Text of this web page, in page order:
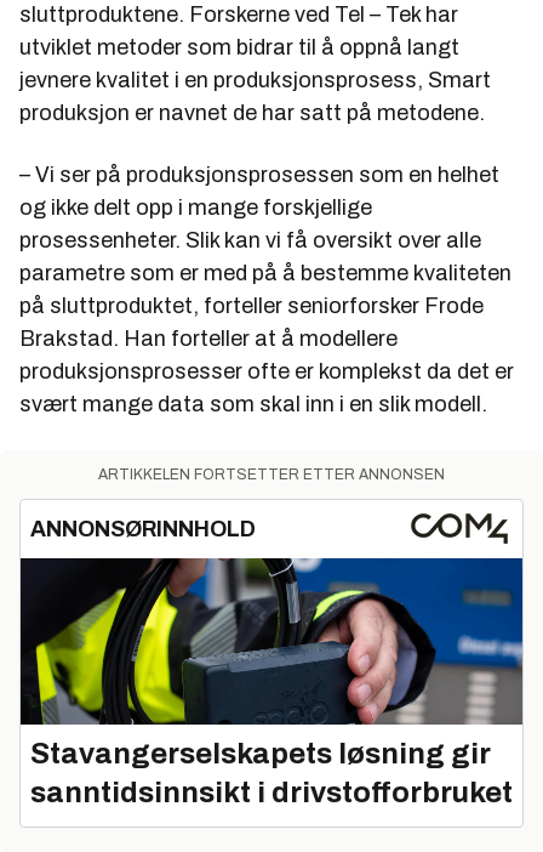
sluttproduktene. Forskerne ved Tel – Tek har
utviklet metoder som bidrar til å oppnå langt
jevnere kvalitet i en produksjonsprosess, Smart
produksjon er navnet de har satt på metodene.
– Vi ser på produksjonsprosessen som en helhet
og ikke delt opp i mange forskjellige
prosessenheter. Slik kan vi få oversikt over alle
parametre som er med på å bestemme kvaliteten
på sluttproduktet, forteller seniorforsker Frode
Brakstad. Han forteller at å modellere
produksjonsprosesser ofte er komplekst da det er
svært mange data som skal inn i en slik modell.
ARTIKKELEN FORTSETTER ETTER ANNONSEN
ANNONSØRINNHOLD
Stavangerselskapets løsning gir
sanntidsinnsikt i drivstofforbruket